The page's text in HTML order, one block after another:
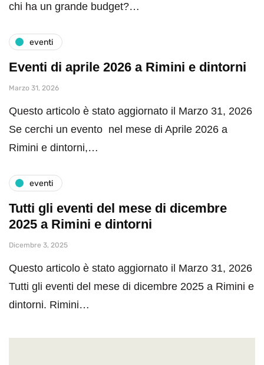
chi ha un grande budget?…
eventi
Eventi di aprile 2026 a Rimini e dintorni
Marzo 31, 2026
Questo articolo è stato aggiornato il Marzo 31, 2026
Se cerchi un evento nel mese di Aprile 2026 a
Rimini e dintorni,…
eventi
Tutti gli eventi del mese di dicembre
2025 a Rimini e dintorni
Dicembre 3, 2025
Questo articolo è stato aggiornato il Marzo 31, 2026
Tutti gli eventi del mese di dicembre 2025 a Rimini e
dintorni. Rimini…